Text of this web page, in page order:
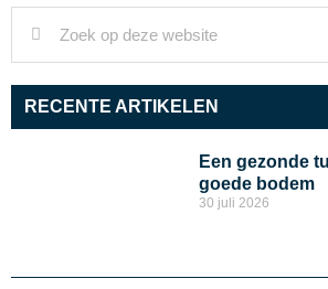
RECENTE ARTIKELEN
Een gezonde
goede bodem
30 juli 2026